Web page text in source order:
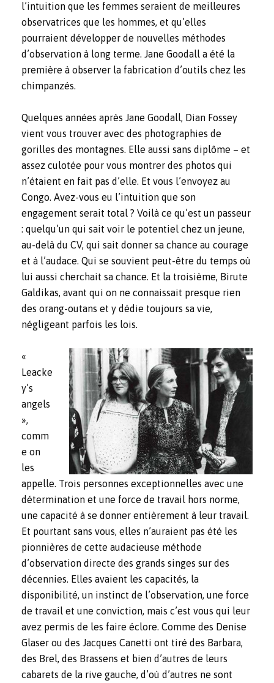
l’intuition que les femmes seraient de meilleures
observatrices que les hommes, et qu’elles
pourraient développer de nouvelles méthodes
d’observation à long terme. Jane Goodall a été la
première à observer la fabrication d’outils chez les
chimpanzés.
Quelques années après Jane Goodall, Dian Fossey
vient vous trouver avec des photographies de
gorilles des montagnes. Elle aussi sans diplôme – et
assez culotée pour vous montrer des photos qui
n’étaient en fait pas d’elle. Et vous l’envoyez au
Congo. Avez-vous eu l’intuition que son
engagement serait total ? Voilà ce qu’est un passeur
: quelqu’un qui sait voir le potentiel chez un jeune,
au-delà du CV, qui sait donner sa chance au courage
et à l’audace. Qui se souvient peut-être du temps où
lui aussi cherchait sa chance. Et la troisième, Birute
Galdikas, avant qui on ne connaissait presque rien
des orang-outans et y dédie toujours sa vie,
négligeant parfois les lois.
«
Leacke
y’s
angels
»,
comm
e on
les
appelle. Trois personnes exceptionnelles avec une
détermination et une force de travail hors norme,
une capacité à se donner entièrement à leur travail.
Et pourtant sans vous, elles n’auraient pas été les
pionnières de cette audacieuse méthode
d’observation directe des grands singes sur des
décennies. Elles avaient les capacités, la
disponibilité, un instinct de l’observation, une force
de travail et une conviction, mais c’est vous qui leur
avez permis de les faire éclore. Comme des Denise
Glaser ou des Jacques Canetti ont tiré des Barbara,
des Brel, des Brassens et bien d’autres de leurs
cabarets de la rive gauche, d’où d’autres ne sont